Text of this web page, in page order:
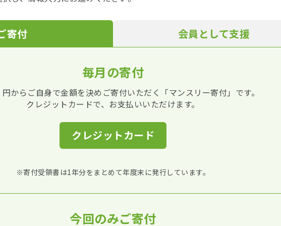
寄付 会員として支援
毎月の寄付
からご自身で金額を決めご寄付いただく「マンスリー寄付」です。
クレジットカードで、お支払いいただけます。
クレジットカード
※寄付受領書は1年分をまとめて年度末に発行しています。
今回のみご寄付